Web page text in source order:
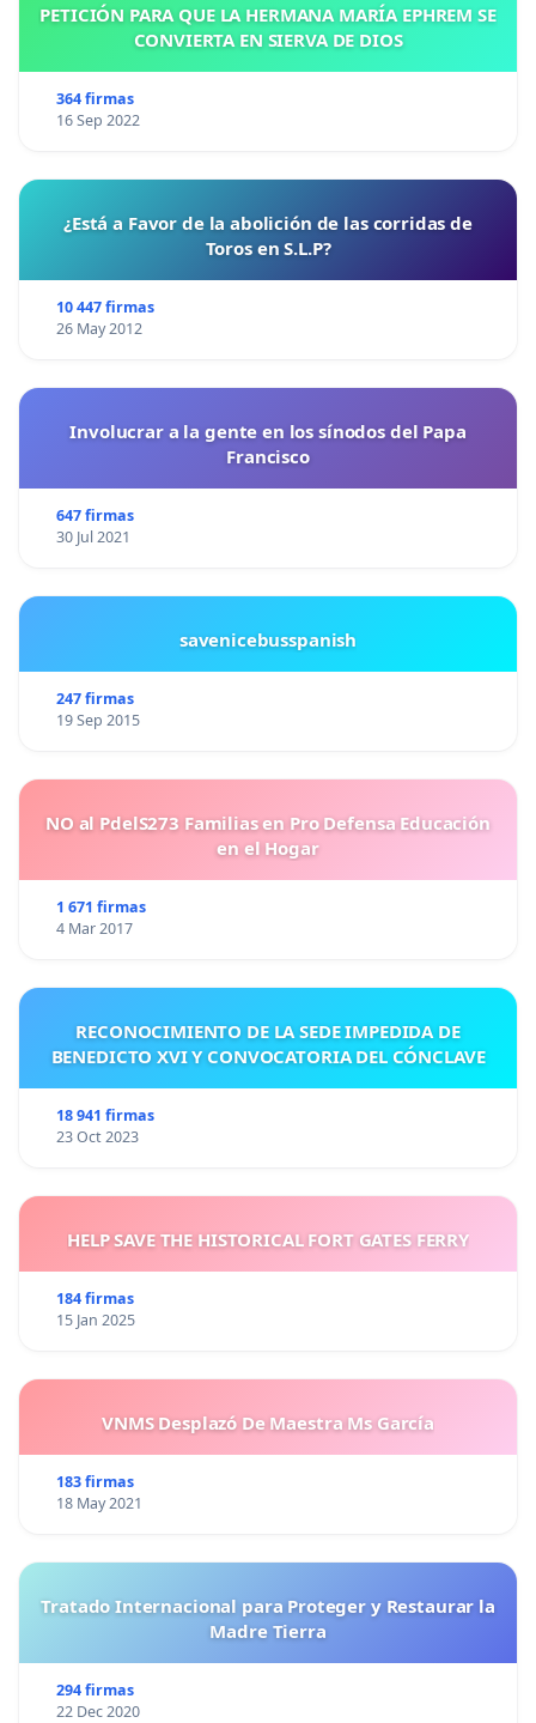
PETICIÓN PARA QUE LA HERMANA MARÍA EPHREM SE
CONVIERTA EN SIERVA DE DIOS
364 firmas
16 Sep 2022
¿Está a Favor de la abolición de las corridas de
Toros en S.L.P?
10 447 firmas
26 May 2012
Involucrar a la gente en los sínodos del Papa
Francisco
647 firmas
30 Jul 2021
savenicebusspanish
247 firmas
19 Sep 2015
NO al PdelS273 Familias en Pro Defensa Educación
en el Hogar
1 671 firmas
4 Mar 2017
RECONOCIMIENTO DE LA SEDE IMPEDIDA DE
BENEDICTO XVI Y CONVOCATORIA DEL CÓNCLAVE
18 941 firmas
23 Oct 2023
HELP SAVE THE HISTORICAL FORT GATES FERRY
184 firmas
15 Jan 2025
VNMS Desplazó De Maestra Ms García
183 firmas
18 May 2021
Tratado Internacional para Proteger y Restaurar la
Madre Tierra
294 firmas
22 Dec 2020